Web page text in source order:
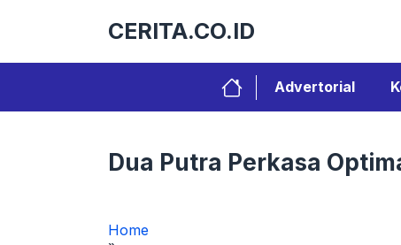
CERITA.CO.ID
Advertorial
Dua Putra Perkasa
Home